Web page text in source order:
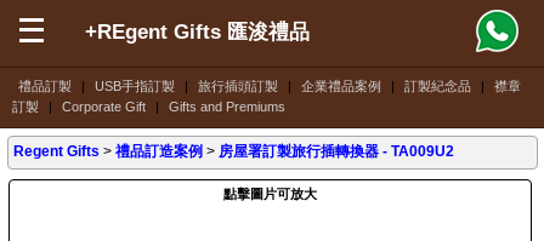
禮品訂製 | USB手指訂製 | 旅行插頭訂製 | 企業禮品案例 | 訂製紀念品 |
襟章
訂製
| Corporate Gift | Gifts and Premiums
+REgent Gifts 匯浚禮品
Regent Gifts >禮品訂造案例 > 房屋署訂製旅行插轉換器 - TA009U2
點擊圖片可放大